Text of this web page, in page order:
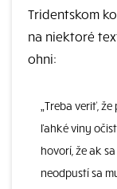
Tridentskom
na niektoré
ohni:
„Treba veriť,
ľahké viny
hovorí, že ak
neodpustí sa